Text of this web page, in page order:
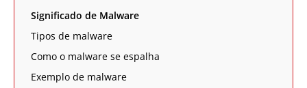
Significado de Malware
Tipos de malware
Como o malware se espalha
Exemplo de malware